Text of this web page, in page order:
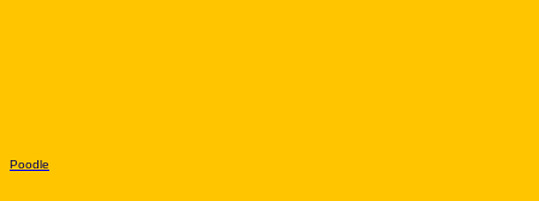
Poodle